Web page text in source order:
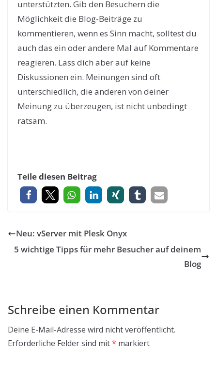
unterstützten. Gib den Besuchern die
Möglichkeit die Blog-Beiträge zu
kommentieren, wenn es Sinn macht, solltest du
auch das ein oder andere Mal auf Kommentare
reagieren. Lass dich aber auf keine
Diskussionen ein. Meinungen sind oft
unterschiedlich, die anderen von deiner
Meinung zu überzeugen, ist nicht unbedingt
ratsam.
Teile diesen Beitrag
Neu: vServer mit Plesk Onyx
5 wichtige Tipps für mehr Besucher auf deinem
Blog
Schreibe einen Kommentar
Deine E-Mail-Adresse wird nicht veröffentlicht.
Erforderliche Felder sind mit* markiert